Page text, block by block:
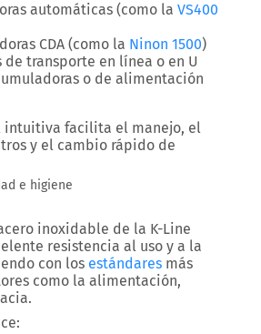
automáticas (como la VS400
CDA (como la Ninon 1500)
de transporte en línea o en U
o de alimentación
intuitiva facilita el manejo, el
y el cambio rápido de
e higiene
inoxidable de la K-Line
resistencia al uso y a la
con los estándares más
como la alimentación,